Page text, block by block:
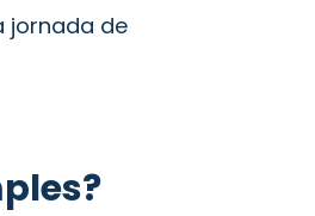
jornada de